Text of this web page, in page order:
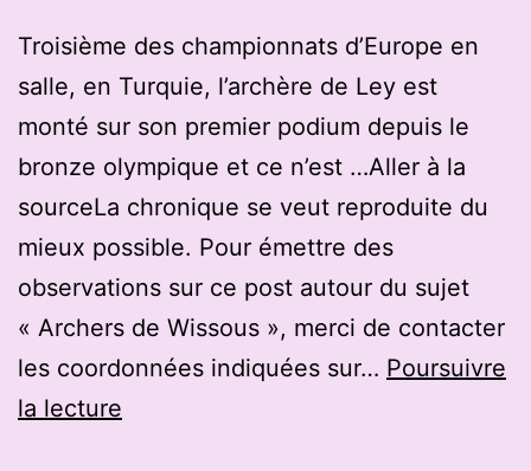
Troisième des championnats d’Europe en
salle, en Turquie, l’archère de Ley est
monté sur son premier podium depuis le
bronze olympique et ce n’est …Aller à la
sourceLa chronique se veut reproduite du
mieux possible. Pour émettre des
observations sur ce post autour du sujet
« Archers de Wissous », merci de contacter
les coordonnées indiquées sur… Poursuivre
la lecture